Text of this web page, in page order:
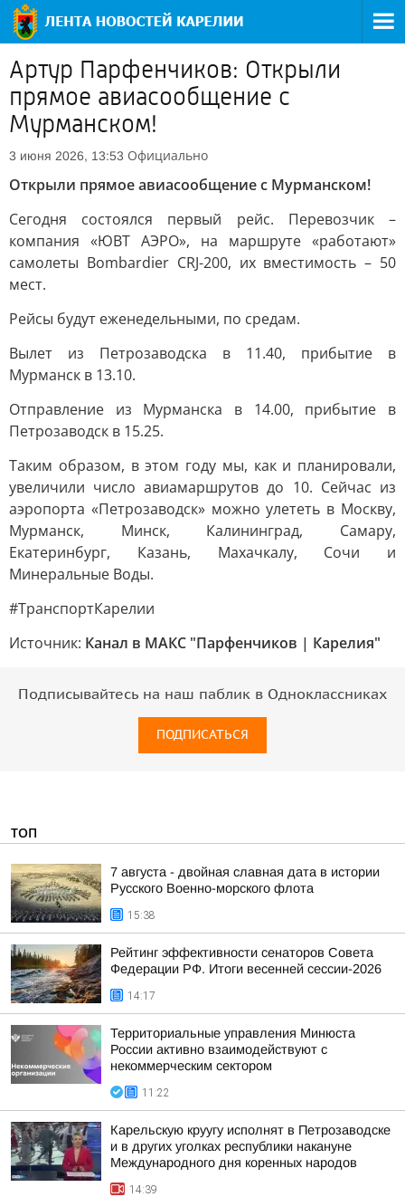
Артур Парфенчиков: Открыли
прямое авиасообщение с
Мурманском!
3 июня 2026, 13:53 Официально
Открыли прямое авиасообщение с Мурманском!
Сегодня состоялся первый рейс. Перевозчик –
компания «ЮВТ АЭРО», на маршруте «работают»
самолеты Bombardier CRJ-200, их вместимость – 50
мест.
Рейсы будут еженедельными, по средам.
Вылет из Петрозаводска в 11.40, прибытие в
Мурманск в 13.10.
Отправление из Мурманска в 14.00, прибытие в
Петрозаводск в 15.25.
Таким образом, в этом году мы, как и планировали,
увеличили число авиамаршрутов до 10. Сейчас из
аэропорта «Петрозаводск» можно улететь в Москву,
Мурманск, Минск, Калининград, Самару,
Екатеринбург, Казань, Махачкалу, Сочи и
Минеральные Воды.
#ТранспортКарелии
Источник: Канал в МАКС "Парфенчиков | Карелия"
Подписывайтесь на наш паблик в Одноклассниках
ПОДПИСАТЬСЯ
ТОП
7 августа - двойная славная дата в истории
Русского Военно-морского флота
15:38
Рейтинг эффективности сенаторов Совета
Федерации РФ. Итоги весенней сессии-2026
14:17
Территориальные управления Минюста
России активно взаимодействуют с
некоммерческим сектором
11:22
Карельскую круугу исполнят в Петрозаводске
и в других уголках республики накануне
Международного дня коренных народов
14:39